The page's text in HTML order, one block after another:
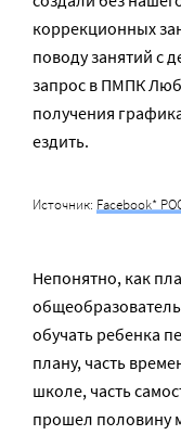
коррекционных
поводу занятий с
запрос в ПМПК
получения
ездить.
Источник: Facebook*
Непонятно, как
обучать ребенка
плану, часть
школе, часть
прошел половину